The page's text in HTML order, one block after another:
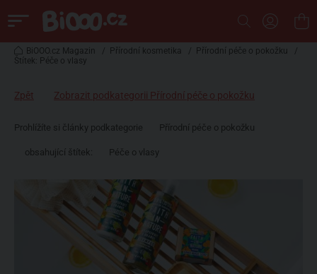
BiOOO.cz Magazin / Přírodní kosmetika / Přírodní péče o pokožku
/
Štítek: Péče o vlasy
Zpět Zobrazit podkategorii Přírodní péče o pokožku
Prohlížíte si články podkategorie Přírodní péče o pokožku
obsahující štítek: Péče o vlasy